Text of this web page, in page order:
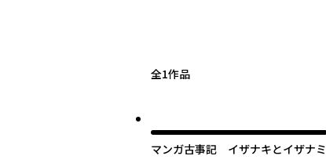
全1作品
マンガ古事記 イザナキとイザナミ